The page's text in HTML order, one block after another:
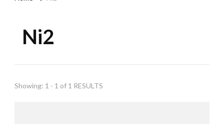
Ni2
Showing: 1 - 1 of 1 RESULTS